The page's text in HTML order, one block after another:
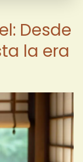
Desde
la era